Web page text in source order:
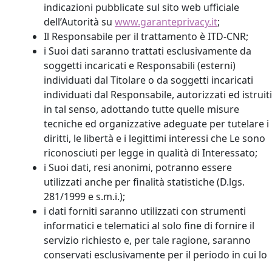
indicazioni pubblicate sul sito web ufficiale
dell’Autorità su www.garanteprivacy.it;
Il Responsabile per il trattamento è ITD-CNR;
i Suoi dati saranno trattati esclusivamente da
soggetti incaricati e Responsabili (esterni)
individuati dal Titolare o da soggetti incaricati
individuati dal Responsabile, autorizzati ed istruiti
in tal senso, adottando tutte quelle misure
tecniche ed organizzative adeguate per tutelare i
diritti, le libertà e i legittimi interessi che Le sono
riconosciuti per legge in qualità di Interessato;
i Suoi dati, resi anonimi, potranno essere
utilizzati anche per finalità statistiche (D.lgs.
281/1999 e s.m.i.);
i dati forniti saranno utilizzati con strumenti
informatici e telematici al solo fine di fornire il
servizio richiesto e, per tale ragione, saranno
conservati esclusivamente per il periodo in cui lo